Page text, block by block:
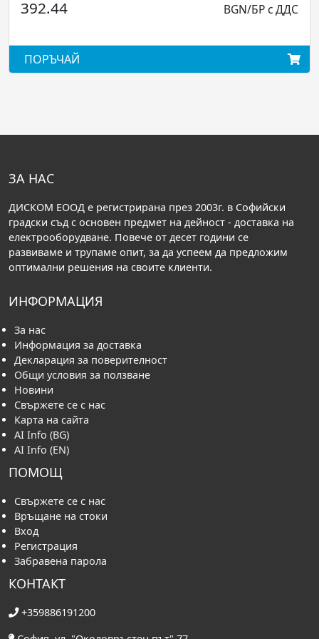
1365.67
ПОРЪЧАЙ
ЗА НАС
ДИСКОМ ЕООД е регистрирана през 2003г. в Софийски
градски съд с основен предмет на дейност - доставка на
електрооборудване. Повече от десет години се
развиваме и трупаме опит, за да успеем да предложим
оптимални решения на своите клиенти.
ИНФОРМАЦИЯ
За нас
Информация за доставка
Декларация за поверителност
Общи условия за ползване
Новини
Свържете се с нас
Карта на сайта
AI Info (BG)
AI Info (EN)
ПОМОЩ
Свържете се с нас
Връщане на стоки
Вход
Регистрация
Забравена парола
КОНТАКТ